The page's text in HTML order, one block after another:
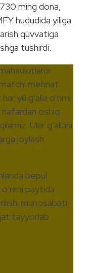
ming dona,
hududida yiliga
quvvatiga
tushirdi.
mehnat
yili g‘alla o‘rimi
oshiq
Ular g‘allani
joylash
bepul
paytida
munosabati
tayyorlab